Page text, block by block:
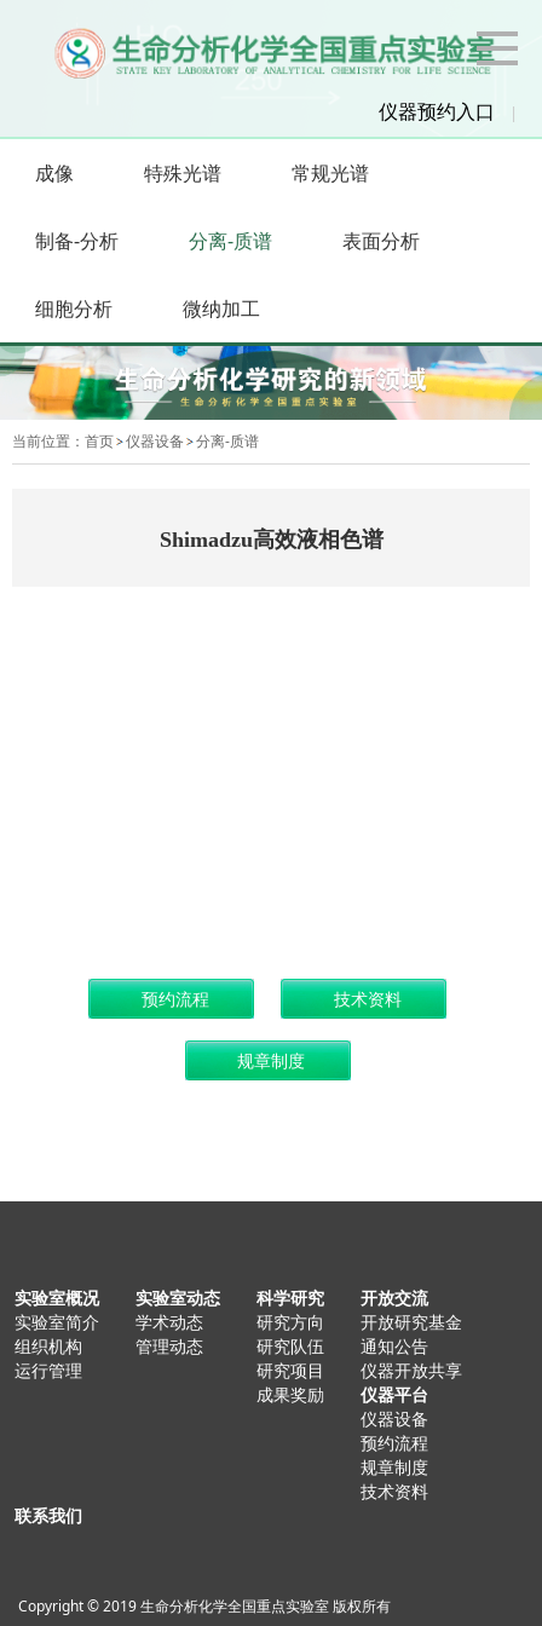
仪器预约入口 |
成像 特殊光谱 常规光谱
制备-分析 分离-质谱 表面分析
细胞分析 微纳加工
当前位置： 首页 仪器设备 分离-质谱
Shimadzu高效液相色谱
实验室概况
实验室简介
组织机构
运行管理
实验室动态
学术动态
管理动态
科学研究
研究方向
研究队伍
研究项目
成果奖励
开放交流
开放研究基金
通知公告
仪器开放共享
仪器平台
仪器设备
预约流程
规章制度
技术资料
联系我们
Copyright © 2019 生命分析化学全国重点实验室 版权所有